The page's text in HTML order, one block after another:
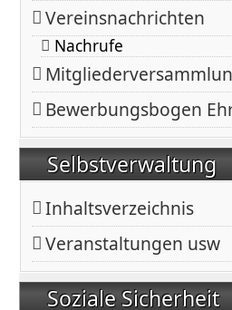
Vereinsnachrichten
Nachrufe
Bewerbungsbogen
Selbstverwaltung
Inhaltsverzeichnis
Veranstaltungen usw
Soziale Sicherheit